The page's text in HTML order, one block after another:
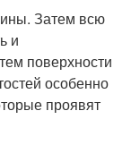
Затем всю
и
поверхности
особенно
проявят